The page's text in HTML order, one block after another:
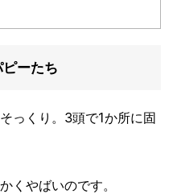
ーたち
っくり。3頭で1か所に固
くやばいのです。